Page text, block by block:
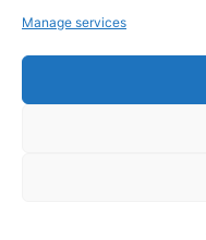
Manage services